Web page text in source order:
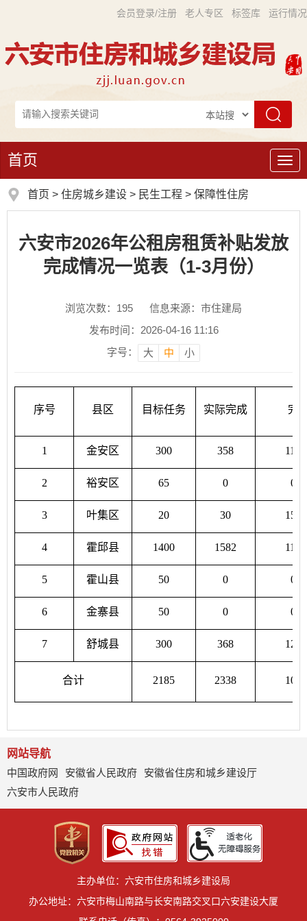
会员登录/注册 老人专区 标签库 运行情况
导
航
首页
首页 > 住房城乡建设 > 民生工程 > 保障性住房
六安市2026年公租房租赁补贴发放
完成情况一览表（1-3月份）
浏览次数： 195
信息来源：市住建局
发布时间：2026-04-16 11:16
字号：
大 中 小
序号 县区 目标任务 实际完成 完
1 金安区 300 358
2 裕安区 65 0
3 叶集区 20 30
4 霍邱县 1400 1582
5 霍山县 50 0
6 金寨县 50 0
7 舒城县 300 368
合计 2185 2338
网站导航
中国政府网
安徽省人民政府
安徽省住房和城乡建设厅
六安市人民政府
主办单位：六安市住房和城乡建设局
办公地址：六安市梅山南路与长安南路交叉口六安建设大厦